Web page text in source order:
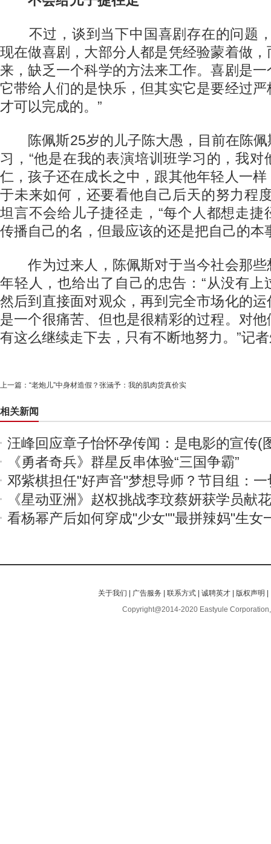
不过，谈到当下中国喜剧存在的问题，
现在做喜剧，大部分人都是凭经验蒙着做
来，缺乏一个科学的方法来工作。喜剧是
它带给人们的是快乐，但其实它是要经过
才可以完成的。”
陈佩斯25岁的儿子陈大愚，目前在陈佩
习，“他是在我的表演培训班学习的，我对
仁，孩子还在成长之中，跟其他年轻人一
于未来如何，还要看他自己后天的努力程
坦言不会给儿子捷径走，“每个人都想走捷
传播自己的名，但最应该的还是把自己的本
作为过来人，陈佩斯对于当今社会那些
年轻人，也给出了自己的忠告：“从没有上
然后到直接面对观众，再到完全市场化的
是一个很痛苦、但也是很精彩的过程。对
有这么继续走下去，只有不断地努力。”记
上一篇： “老炮儿”中身材造假？张涵予：我的肌肉货真价实
相关新闻
汪峰回应章子怡怀孕传闻：是电影的宣传(
《勇者奇兵》群星反串体验“三国争霸”
邓紫棋担任"好声音"梦想导师？节目组：
《星动亚洲》赵权挑战李玟蔡妍获学员献花
看杨幂产后如何穿成"少女""最拼辣妈"生女
关于我们 | 广告服务 |联系方式 |诚聘英才 | 版权声明 |
Copyright@2014-2020 Eastyule